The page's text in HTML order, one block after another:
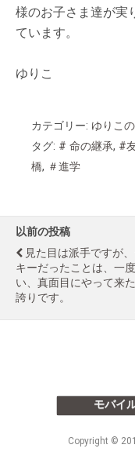
様のお子さま達が実
ています。
ゆりこ
カテゴリー: ゆりこ
タグ: # 命の継承, #
橋, ＃進学
以前の投稿
見た目は派手ですが
キーだったことは、一
い、真面目にやって来
誇りです。
モバイ
Copyright ©